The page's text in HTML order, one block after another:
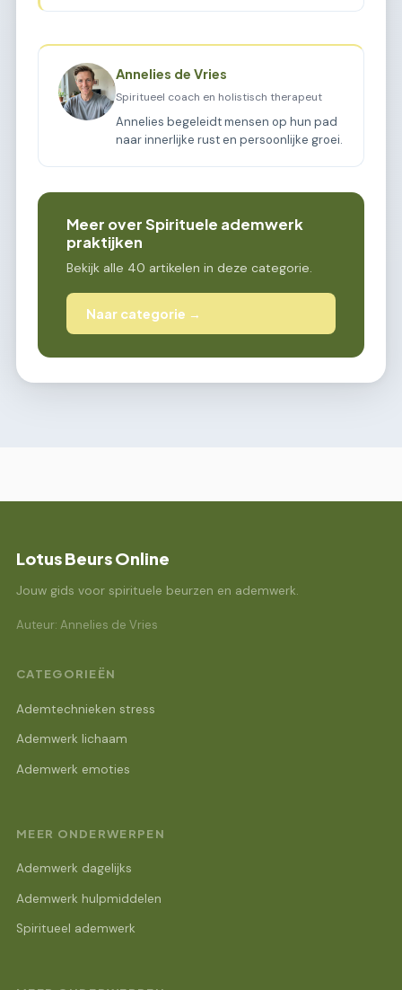
Annelies de Vries
Spiritueel coach en holistisch therapeut
Annelies begeleidt mensen op hun pad
naar innerlijke rust en persoonlijke groei.
Meer over Spirituele ademwerk
praktijken
Bekijk alle 40 artikelen in deze categorie.
Naar categorie →
Lotus Beurs Online
Jouw gids voor spirituele beurzen en ademwerk.
Auteur: Annelies de Vries
CATEGORIEËN
Ademtechnieken stress
Ademwerk lichaam
Ademwerk emoties
MEER ONDERWERPEN
Ademwerk dagelijks
Ademwerk hulpmiddelen
Spiritueel ademwerk